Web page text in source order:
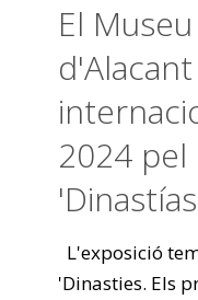
El
2024
L'exposició
'Dinasties. Els